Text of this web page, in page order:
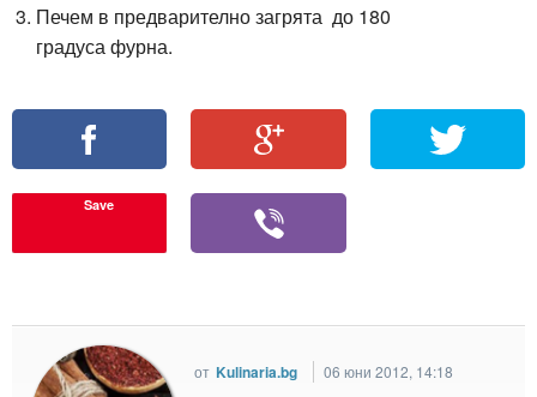
Печем в предварително загрята до 180
градусафурна.
Save
от Kulinaria.bg
06 юни 2012, 14:18